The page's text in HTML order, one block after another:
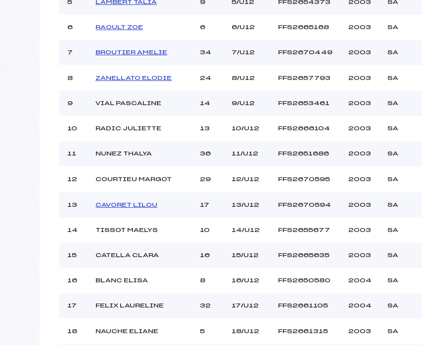
5 LAMBERT TALIA 9 5/U12 FFS2654373 2003 SA
6 RAOULT ZOE 6 6/U12 FFS2665168 2003 SA
7 BROUTIER AMELIE 34 7/U12 FFS2670449 2003 SA
8 ZANELLATO ELODIE 24 8/U12 FFS2657793 2003 SA
9 VIAL PASCALINE 14 9/U12 FFS2653461 2003 SA
10 RADIC JULIETTE 13 10/U12 FFS2666104 2003 SA
11 NUNEZ THALYA 36 11/U12 FFS2651686 2003 SA
12 COURTIEU MARGOT 29 12/U12 FFS2670595 2003 SA
13 CAVORET LILOU 17 13/U12 FFS2670594 2003 SA
14 TISSOT MAELYS 10 14/U12 FFS2655677 2003 SA
15 CATELLA CLARA 16 15/U12 FFS2665635 2003 SA
16 BLANC ELISA 8 16/U12 FFS2650580 2004 SA
17 FELIX LAURELINE 32 17/U12 FFS2661105 2004 SA
18 NAUCHE ELIANE 5 18/U12 FFS2661315 2003 SA